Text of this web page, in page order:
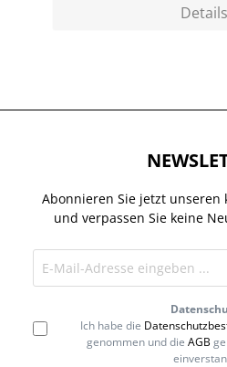
Details
Abonnieren Sie jetzt unseren
und verpassen Sie keine
Ich habe die
genommen und die AGB